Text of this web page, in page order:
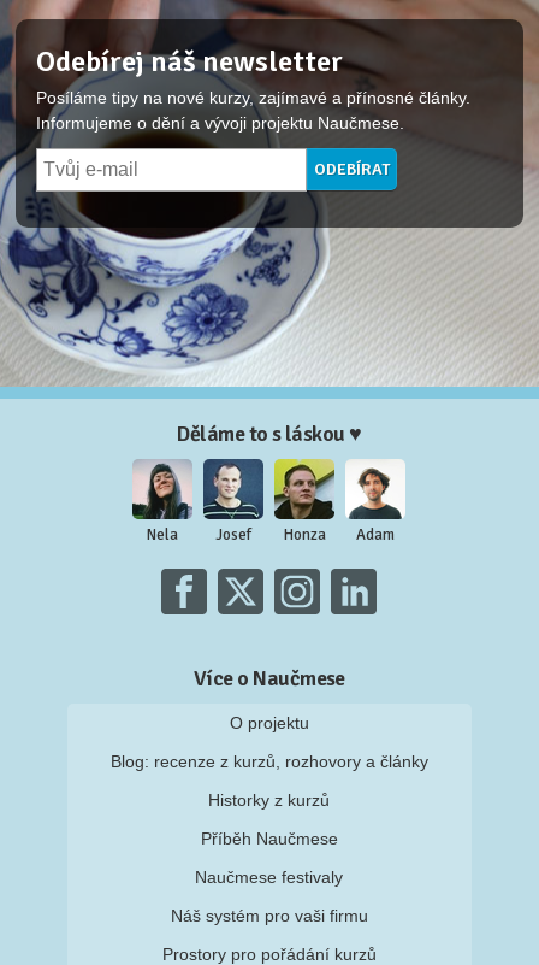
Odebírej náš newsletter
Posíláme tipy na nové kurzy, zajímavé a přínosné články.
Informujeme o dění a vývoji projektu Naučmese.
Děláme to s láskou ♥
Nela Josef Honza Adam
Více o Naučmese
O projektu
Blog: recenze z kurzů, rozhovory a články
Historky z kurzů
Příběh Naučmese
Naučmese festivaly
Náš systém pro vaši firmu
Prostory pro pořádání kurzů